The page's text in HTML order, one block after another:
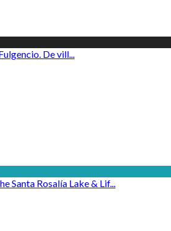
De vill...
Santa Rosalía Lake & Lif...